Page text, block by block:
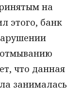
на
этого, банк
отмыванию
что данная
занималась